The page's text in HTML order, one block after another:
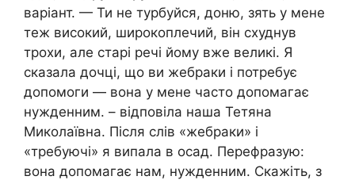
варіант. — Ти не турбуйся, доню, зять у мене
теж високий, широкоплечий, він схуднув
трохи, але старі речі йому вже великі. Я
сказала дочці, що ви жебраки і потребує
допомоги — вона у мене часто допомагає
нужденним. – відповіла наша Тетяна
Миколаївна. Після слів «жебраки» і
«требуючі» я випала в осад. Перефразую:
вона допомагає нам, нужденним. Скажіть, з